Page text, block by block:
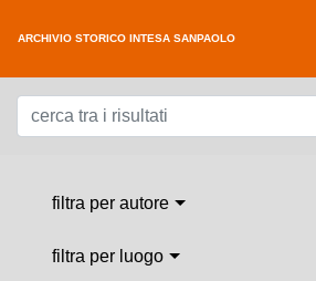
ARCHIVIO STORICO INTESA SANPAOLO
filtra per autore
filtra per luogo